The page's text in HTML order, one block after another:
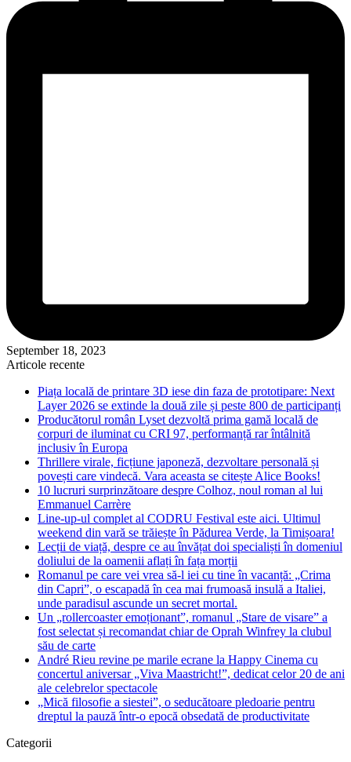
September 18, 2023
Articole recente
Piața locală de printare 3D iese din faza de prototipare: Next
Layer 2026 se extinde la două zile și peste 800 de participanți
Producătorul român Lyset dezvoltă prima gamă locală de
corpuri de iluminat cu CRI 97, performanță rar întâlnită
inclusiv în Europa
Thrillere virale, ficțiune japoneză, dezvoltare personală și
povești care vindecă. Vara aceasta se citește Alice Books!
10 lucruri surprinzătoare despre Colhoz, noul roman al lui
Emmanuel Carrère
Line-up-ul complet al CODRU Festival este aici. Ultimul
weekend din vară se trăiește în Pădurea Verde, la Timișoara!
Lecții de viață, despre ce au învățat doi specialiști în domeniul
doliului de la oamenii aflați în fața morții
Romanul pe care vei vrea să-l iei cu tine în vacanță: „Crima
din Capri”, o escapadă în cea mai frumoasă insulă a Italiei,
unde paradisul ascunde un secret mortal.
Un „rollercoaster emoționant”, romanul „Stare de visare” a
fost selectat și recomandat chiar de Oprah Winfrey la clubul
său de carte
André Rieu revine pe marile ecrane la Happy Cinema cu
concertul aniversar „Viva Maastricht!”, dedicat celor 20 de ani
ale celebrelor spectacole
„Mică filosofie a siestei”, o seducătoare pledoarie pentru
dreptul la pauză într-o epocă obsedată de productivitate
Categorii